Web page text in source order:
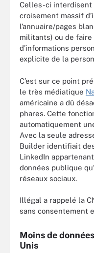
Celles-ci interdisent
croisement massif
l’annuaire/pages
militants) ou de
d’informations
explicite de la
C’est sur ce point
le très médiatique
américaine a dû
phares. Cette
automatiquement
Avec la seule
Builder identifiait
LinkedIn
données publique
réseaux sociaux.
Illégal a rappelé la
sans consentement
Moins de
Unis